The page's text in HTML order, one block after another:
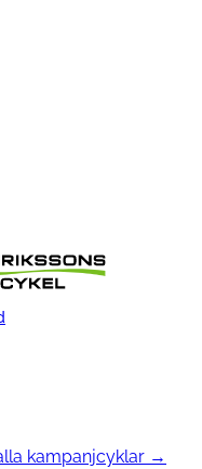
kampanjcyklar →